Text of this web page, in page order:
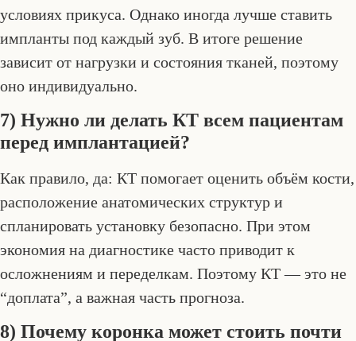
условиях прикуса. Однако иногда лучше ставить
импланты под каждый зуб. В итоге решение
зависит от нагрузки и состояния тканей, поэтому
оно индивидуально.
7) Нужно ли делать КТ всем пациентам
перед имплантацией?
Как правило, да: КТ помогает оценить объём кости,
расположение анатомических структур и
спланировать установку безопасно. При этом
экономия на диагностике часто приводит к
осложнениям и переделкам. Поэтому КТ — это не
“доплата”, а важная часть прогноза.
8) Почему коронка может стоить почти